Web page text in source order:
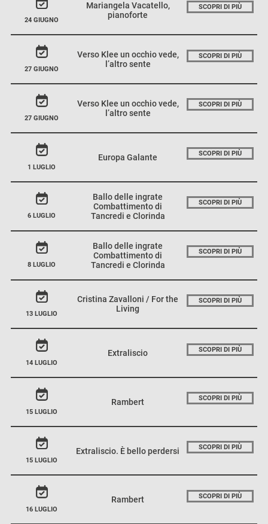
24 GIUGNO
Mariangela Vacatello,
pianoforte
SCOPRI DI PIÙ
27 GIUGNO
Verso Klee un occhio vede,
l’altro sente
SCOPRI DI PIÙ
27 GIUGNO
Verso Klee un occhio vede,
l’altro sente
SCOPRI DI PIÙ
1 LUGLIO
Europa Galante SCOPRI DI PIÙ
6 LUGLIO
Ballo delle ingrate
Combattimento di
Tancredi e Clorinda
SCOPRI DI PIÙ
8 LUGLIO
Ballo delle ingrate
Combattimento di
Tancredi e Clorinda
SCOPRI DI PIÙ
13 LUGLIO
Cristina Zavalloni / For the
Living
SCOPRI DI PIÙ
14 LUGLIO
Extraliscio SCOPRI DI PIÙ
15 LUGLIO
Rambert SCOPRI DI PIÙ
15 LUGLIO
Extraliscio. È bello perdersi SCOPRI DI PIÙ
16 LUGLIO
Rambert SCOPRI DI PIÙ